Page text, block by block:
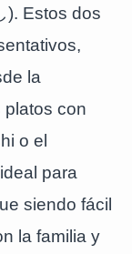
). Estos dos
la
platos con
o el
para
siendo fácil
la familia y